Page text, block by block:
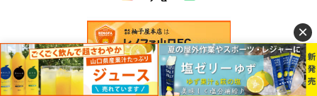
© 2022 柚子屋本店. All rights Reserved.
×